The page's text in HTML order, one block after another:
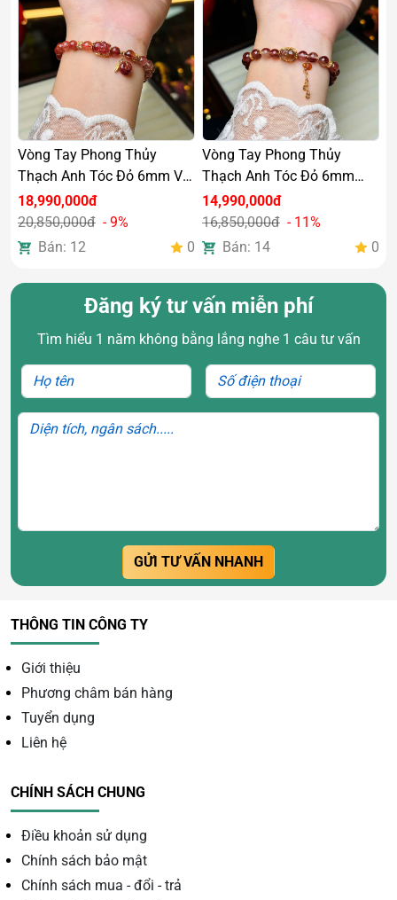
Vòng Tay Phong Thủy
Thạch Anh Tóc Đỏ 6mm VIP
Mix Tỳ Hưu Bọc Vàng 10k &
Charm Vàng 18k
18,990,000đ
20,850,000đ - 9%
Bán: 12
0
Vòng Tay Phong Thủy
Thạch Anh Tóc Đỏ 6mm
Mix Tỳ Hưu Bọc Vàng 10k &
Charm Vàng 18k
14,990,000đ
16,850,000đ - 11%
Bán: 14
0
Đăng ký tư vấn miễn phí
Tìm hiểu 1 năm không bằng lắng nghe 1 câu tư vấn
GỬI TƯ VẤN NHANH
THÔNG TIN CÔNG TY
Giới thiệu
Phương châm bán hàng
Tuyển dụng
Liên hệ
CHÍNH SÁCH CHUNG
Điều khoản sử dụng
Chính sách bảo mật
Chính sách mua - đổi - trả